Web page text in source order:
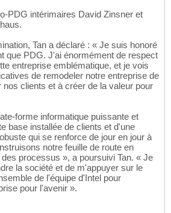
PDG intérimaires David Zinsner et
Tan a déclaré : « Je suis honoré
que PDG. J'ai énormément de respect
entreprise emblématique, et je vois
de remodeler notre entreprise de
clients et à créer de la valeur pour
forme informatique puissante et
base installée de clients et d'une
qui se renforce de jour en jour à
notre feuille de route en
processus », a poursuivi Tan. « Je
la société et de m'appuyer sur le
de l'équipe d'Intel pour
pour l'avenir ».